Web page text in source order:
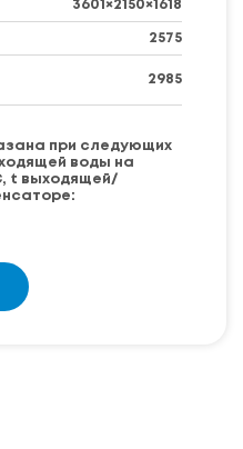
3601×2150×1618
2575
2985
при следующих
воды на
t выходящей/